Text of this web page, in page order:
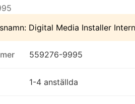
Digital Media Installer
559276-9995
1-4 anställda